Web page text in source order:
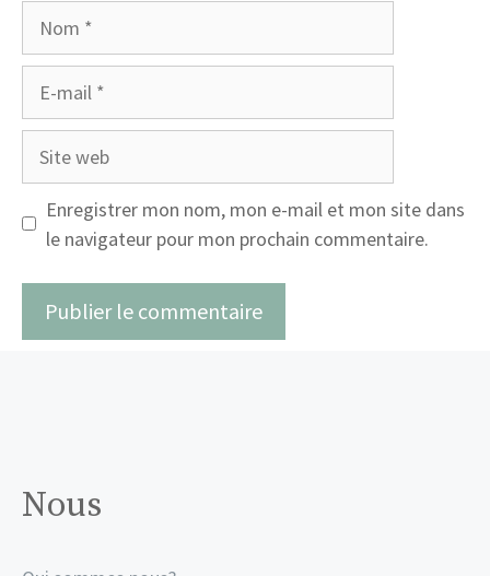
Site
Enregistrer mon nom, mon e-mail et mon site dans
le navigateur pour mon prochain commentaire.
Nous